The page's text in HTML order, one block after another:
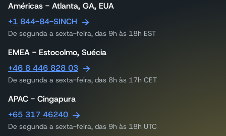
Américas - Atlanta, GA, EUA
+1 844-84-SINCH
De segunda a sexta-feira, das 9h às 18h EST
EMEA - Estocolmo, Suécia
+46 8 446 828 03
De segunda a sexta-feira, das 8h às 17h CET
APAC - Cingapura
+65 317 46240
De segunda a sexta-feira, das 9h às 18h UTC